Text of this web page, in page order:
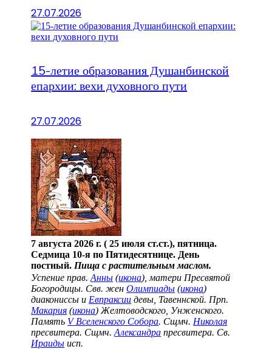
27.07.2026
15-летие образования Душанбинской
епархии: вехи духовного пути
27.07.2026
7 августа 2026 г. ( 25 июля ст.ст.), пятница.
Седмица 10-я по Пятидесятнице. День
постный. Пища с растительным маслом.
Успение прав.Анны (икона), матери Пресвятой
Богородицы. Свв. женОлимпиады (икона)
диакониссы и Евпраксии девы, Тавеннской. Прп.
Макария (икона) Желтоводского, Унженского.
Память V Вселенского Собора. Сщмч. Николая
пресвитера. Сщмч.Александра пресвитера. Св.
Ираиды исп.